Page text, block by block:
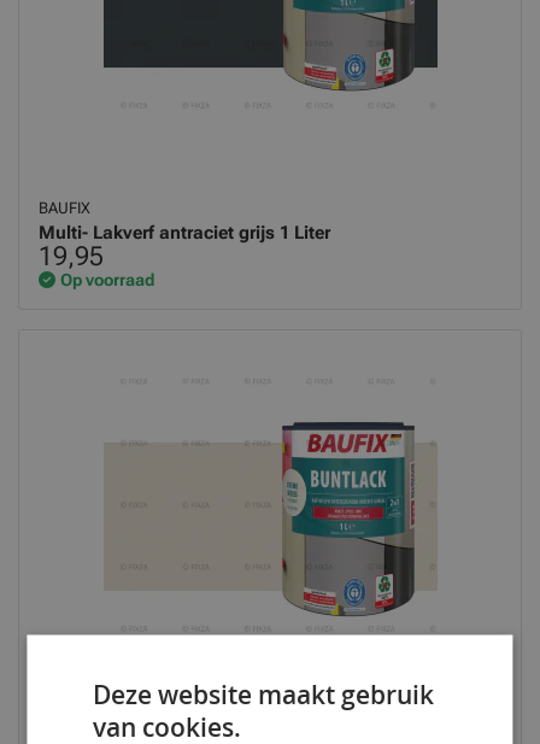
BAUFIX
Multi- Lakverf antraciet grijs 1 Liter
19,95
Op voorraad
Deze website maakt gebruik
van cookies.